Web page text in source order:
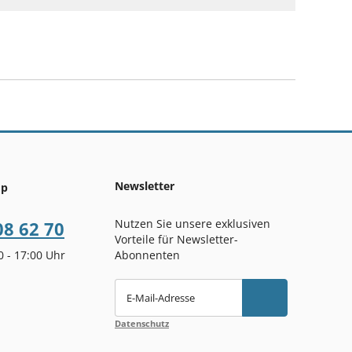
62 70
- 17:00 Uhr
Newsletter
Nutzen Sie unsere exklusiven
Vorteile für Newsletter-
Abonnenten
E-Mail-Adresse
Datenschutz